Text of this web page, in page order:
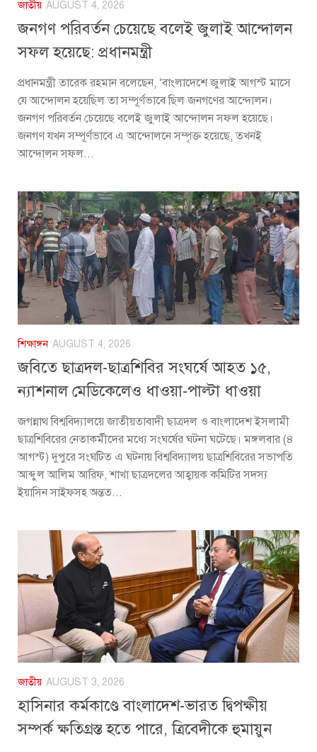
জাতীয় AUGUST 4, 2026
জনগণ পরিবর্তন চেয়েছে বলেই জুলাই আন্দোলন
সফল হয়েছে: প্রধানমন্ত্রী
প্রধানমন্ত্রী তারেক রহমান বলেছেন, ‘বাংলাদেশে জুলাই আগস্ট মাসে
যে আন্দোলন হয়েছিল তা সম্পূর্ণভাবে ছিল জনগণের আন্দোলন।
জনগণ পরিবর্তন চেয়েছে বলেই জুলাই আন্দোলন সফল হয়েছে।
জনগণ যখন সম্পূর্ণভাবে এ আন্দোলনে সম্পৃক্ত হয়েছে, তখনই
আন্দোলন সফল...
শিক্ষাঙ্গন AUGUST 4, 2026
জবিতে ছাত্রদল-ছাত্রশিবির সংঘর্ষে আহত ১৫,
ন্যাশনাল মেডিকেলেও ধাওয়া-পাল্টা ধাওয়া
জগন্নাথ বিশ্ববিদ্যালয়ে জাতীয়তাবাদী ছাত্রদল ও বাংলাদেশ ইসলামী
ছাত্রশিবিরের নেতাকর্মীদের মধ্যে সংঘর্ষের ঘটনা ঘটেছে। মঙ্গলবার (৪
আগস্ট) দুপুরে সংঘটিত এ ঘটনায় বিশ্ববিদ্যালয় ছাত্রশিবিরের সভাপতি
আব্দুল আলিম আরিফ, শাখা ছাত্রদলের আহ্বায়ক কমিটির সদস্য
ইয়াসিন সাইফসহ অন্তত...
জাতীয় AUGUST 3, 2026
হাসিনার কর্মকাণ্ডে বাংলাদেশ-ভারত দ্বিপক্ষীয়
সম্পর্ক ক্ষতিগ্রস্ত হতে পারে, ত্রিবেদীকে হুমায়ুন